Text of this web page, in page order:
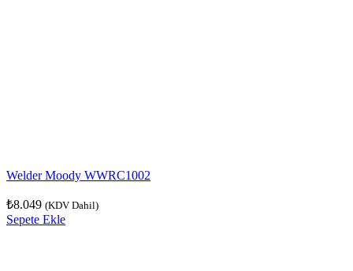
Welder Moody WWRC1002
₺8.049 (KDV Dahil)
Sepete Ekle